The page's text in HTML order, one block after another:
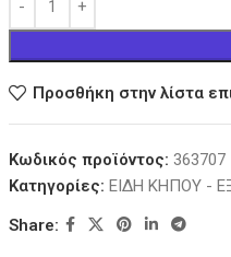
Προσθήκη στην λίστα
Κωδικός προϊόντος: 363707
Κατηγορίες: ΕΙΔΗ ΚΗΠΟΥ -
Share: